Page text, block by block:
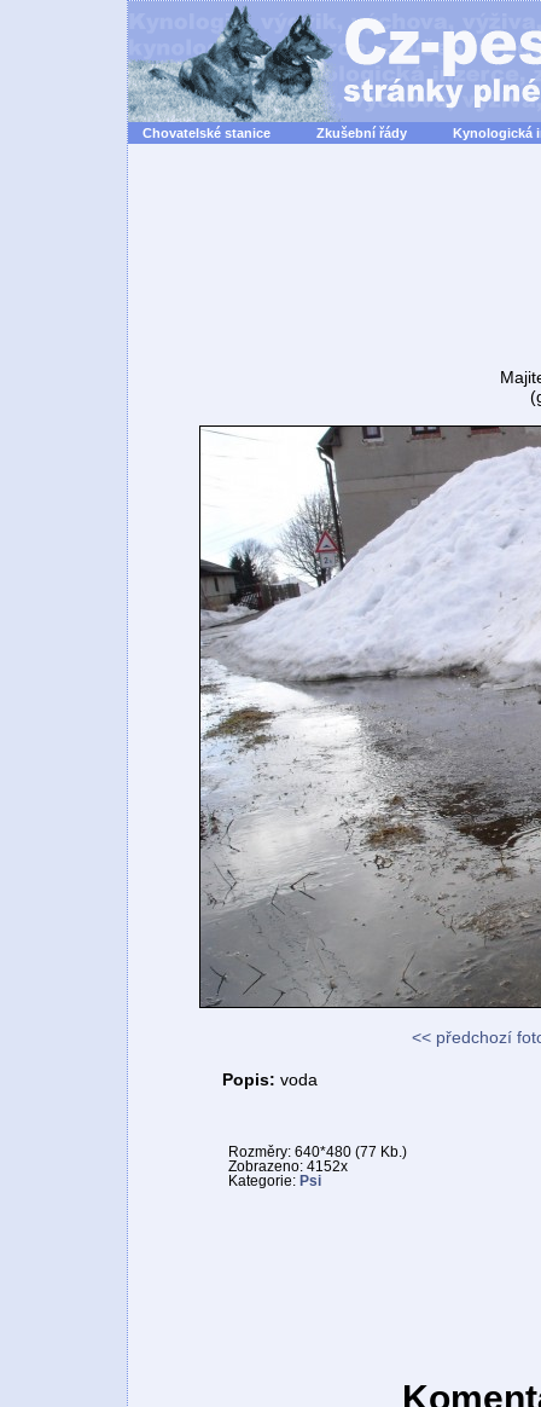
Chovatelské stanice Zkušební řády Kynologická
<< předchozí
Popis: voda
Rozměry: 640*480 (77 Kb.)
Zobrazeno: 4152x
Kategorie: Psi